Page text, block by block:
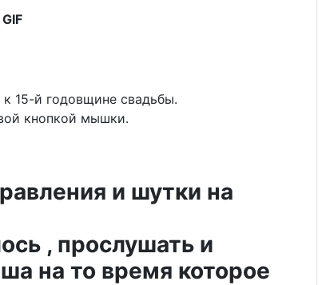
GIF
15-й годовщине свадьбы.
кнопкой мышки.
и шутки на
, прослушать и
на то время которое